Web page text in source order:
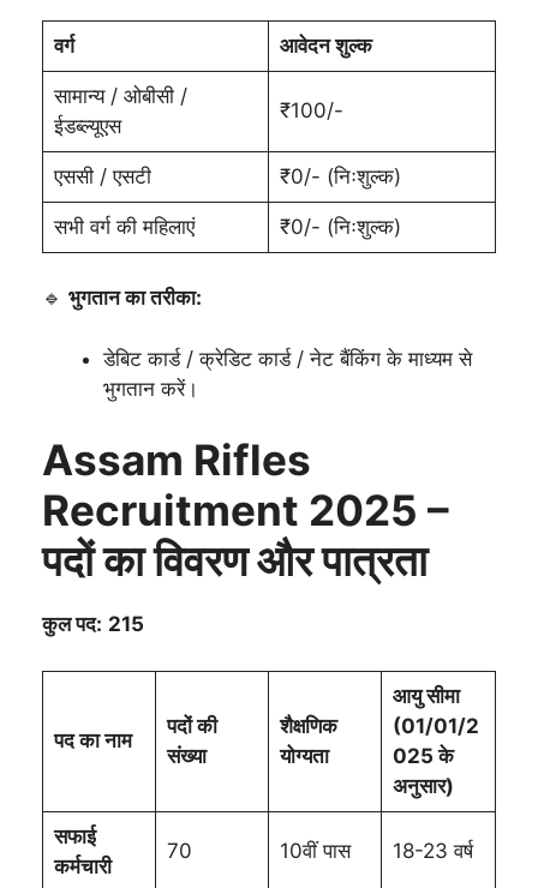
वर्ग आवेदन शुल्क
सामान्य / ओबीसी /
ईडब्ल्यूएस
₹100/-
एससी / एसटी ₹0/- (निःशुल्क)
सभी वर्ग की महिलाएं ₹0/- (निःशुल्क)
🔹 भुगतान का तरीका:
डेबिट कार्ड / क्रेडिट कार्ड / नेट बैंकिंग के माध्यम से
भुगतान करें।
Assam Rifles
Recruitment 2025 –
पदों का विवरण और पात्रता
कुल पद: 215
पद का नाम
पदों की
संख्या
शैक्षणिक
योग्यता
आयु सीमा
(01/01/2
025 के
अनुसार)
सफाई
कर्मचारी
70 10वीं पास 18-23 वर्ष